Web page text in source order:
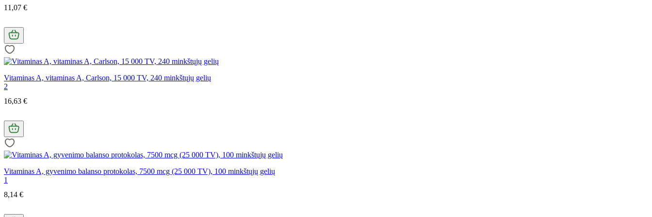
11,07 €
Vitaminas A, vitaminas A, Carlson, 15 000 TV, 240 minkštųjų gelių
2
16,63 €
Vitaminas A, gyvenimo balanso protokolas, 7500 mcg (25 000 TV), 100 minkštųjų gelių
1
8,14 €